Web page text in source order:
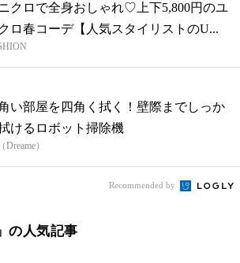
クロで全身おしゃれ♡上下5,800円のユ
ロ春コーデ【人気スタイリストのU...
い部屋を四角く拭く！壁際までしっか
けるロボット掃除機
Dreame）
Recommended by
の人気記事